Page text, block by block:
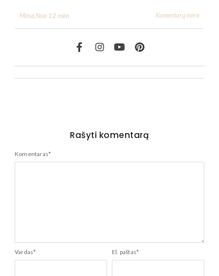
Mėsa,Nuo 12 mėn Komentarų nėra
Rašyti komentarą
Komentaras*
Vardas* El. paštas*